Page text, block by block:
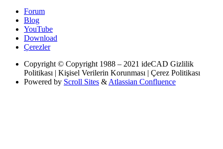
Forum
Blog
YouTube
Download
Çerezler
Copyright © Copyright 1988 – 2021 ideCAD Gizlilik
Politikası | Kişisel Verilerin Korunması | Çerez Politikası
Powered by Scroll Sites & Atlassian Confluence